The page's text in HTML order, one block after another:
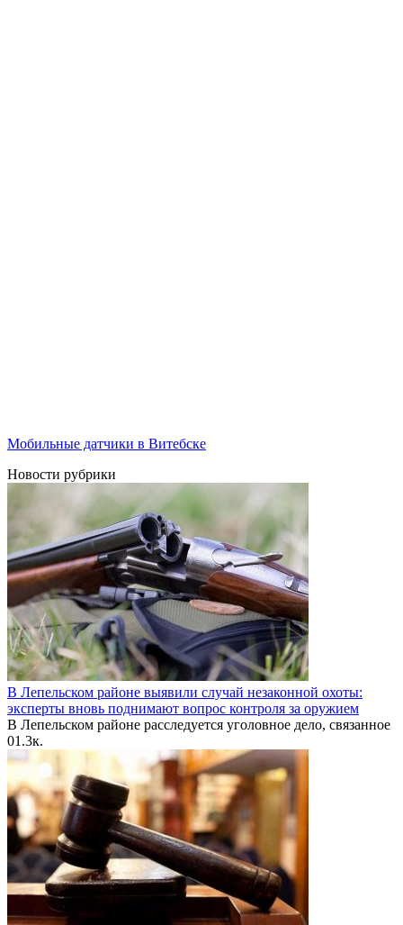
Мобильные датчики в Витебске
Новости рубрики
В Лепельском районе выявили случай незаконной охоты:
эксперты вновь поднимают вопрос контроля за оружием
В Лепельском районе расследуется уголовное дело, связанное
01.3к.